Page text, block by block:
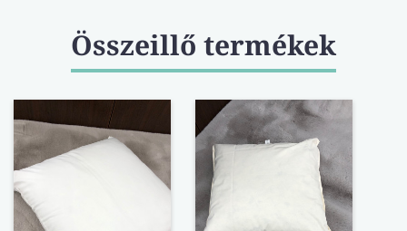
Összeillő termékek